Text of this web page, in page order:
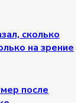
сколько
на зрение
после